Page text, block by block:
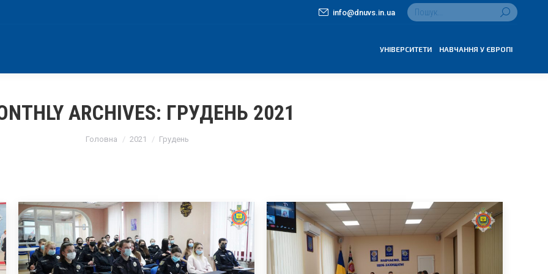
info@dnuvs.in.ua Search:
УНІВЕРСИТЕТИ НАВЧАННЯ У ЄВРОПІ
ARCHIVES: ГРУДЕНЬ 2021
Головна 2021 Грудень